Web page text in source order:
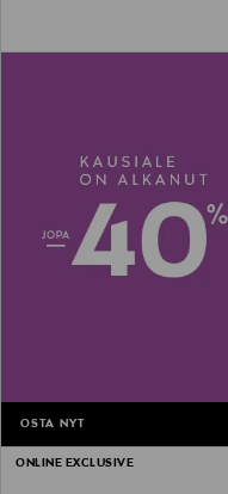
OSTA NYT
ONLINE EXCLUSIVE